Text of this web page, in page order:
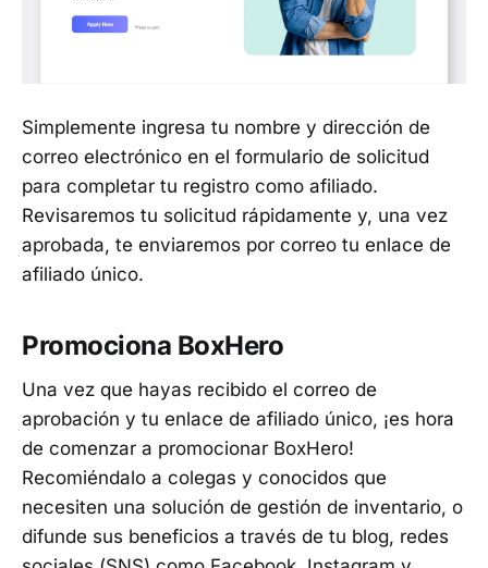
Simplemente ingresa tu nombre y dirección de
correo electrónico en el formulario de solicitud
para completar tu registro como afiliado.
Revisaremos tu solicitud rápidamente y, una vez
aprobada, te enviaremos por correo tu enlace de
afiliado único.
Promociona BoxHero
Una vez que hayas recibido el correo de
aprobación y tu enlace de afiliado único, ¡es hora
de comenzar a promocionar BoxHero!
Recomiéndalo a colegas y conocidos que
necesiten una solución de gestión de inventario, o
difunde sus beneficios a través de tu blog, redes